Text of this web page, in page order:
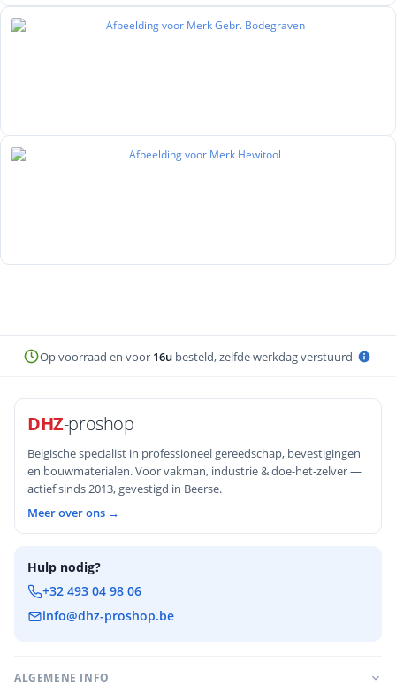
Op voorraad en voor 16ubesteld, zelfde werkdag verstuurd
DHZ-proshop
Belgische specialist in professioneel gereedschap, bevestigingen
en bouwmaterialen. Voor vakman, industrie & doe-het-zelver —
actief sinds 2013, gevestigd in Beerse.
Meer over ons →
Hulp nodig?
+32 493 04 98 06
info@dhz-proshop.be
ALGEMENE INFO